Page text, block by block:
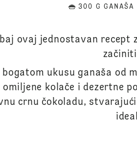
300 G GANAŠA
ovaj jednostavan recept
bogatom ukusu ganaša od
kolače i dezertne
crnu čokoladu,